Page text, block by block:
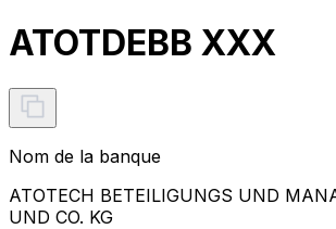
ATOTDEBB XXX
Nom de la banque
ATOTECH BETEILIGUNGS UND
UND CO. KG